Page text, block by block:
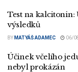
Test na kalcitonin:
výsledků
BY MATYÁŠ ADAMEC 06/
Účinek včelího
nebyl prokázán